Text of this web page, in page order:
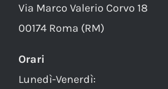
Via Marco Valerio Corvo 18
00174 Roma (RM)
Orari
Lunedì-Venerdì: